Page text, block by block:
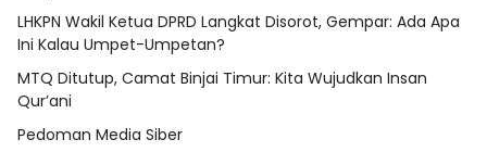
LHKPN Wakil Ketua DPRD Langkat Disorot, Gempar: Ada Apa
Ini Kalau Umpet-Umpetan?
MTQ Ditutup, Camat Binjai Timur: Kita Wujudkan Insan
Qur’ani
Pedoman Media Siber